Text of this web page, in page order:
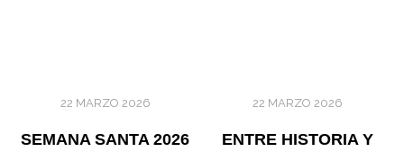
22 MARZO 2026
SEMANA SANTA 2026
22 MARZO 2026
ENTRE HISTORIA Y